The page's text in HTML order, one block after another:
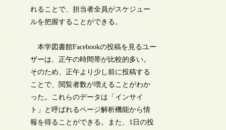
れることで、担当者全員がスケジュー
ルを把握することができる。
本学図書館Facebookの投稿を見るユー
ザーは、正午の時間帯が比較的多い。
そのため、正午より少し前に投稿する
ことで、閲覧者数が増えることがわか
った。これらのデータは「インサイ
ト」と呼ばれるページ解析機能から情
報を得ることができる。また、1日の投